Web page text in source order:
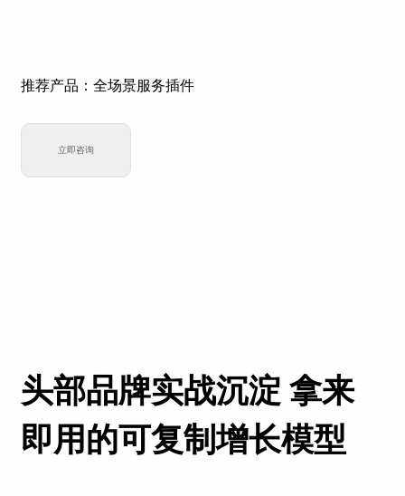
推荐产品：全场景服务插件
立即咨询
头部品牌实战沉淀 拿来
即用的可复制增长模型